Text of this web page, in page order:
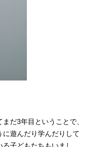
だ3年目ということで、
に遊んだり学んだりして